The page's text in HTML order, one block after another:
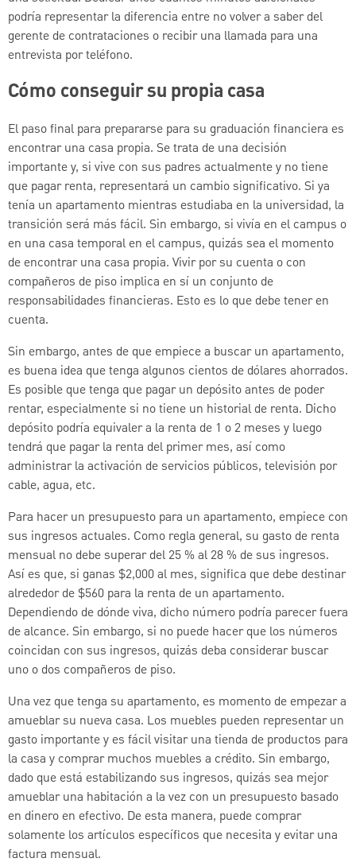
podría representar la diferencia entre no volver a saber del
gerente de contrataciones o recibir una llamada para una
entrevista por teléfono.
Cómo conseguir su propia casa
El paso final para prepararse para su graduación financiera es
encontrar una casa propia. Se trata de una decisión
importante y, si vive con sus padres actualmente y no tiene
que pagar renta, representará un cambio significativo. Si ya
tenía un apartamento mientras estudiaba en la universidad, la
transición será más fácil. Sin embargo, si vivía en el campus o
en una casa temporal en el campus, quizás sea el momento
de encontrar una casa propia. Vivir por su cuenta o con
compañeros de piso implica en sí un conjunto de
responsabilidades financieras. Esto es lo que debe tener en
cuenta.
Sin embargo, antes de que empiece a buscar un apartamento,
es buena idea que tenga algunos cientos de dólares ahorrados.
Es posible que tenga que pagar un depósito antes de poder
rentar, especialmente si no tiene un historial de renta. Dicho
depósito podría equivaler a la renta de 1 o 2 meses y luego
tendrá que pagar la renta del primer mes, así como
administrar la activación de servicios públicos, televisión por
cable, agua, etc.
Para hacer un presupuesto para un apartamento, empiece con
sus ingresos actuales. Como regla general, su gasto de renta
mensual no debe superar del 25 % al 28 % de sus ingresos.
Así es que, si ganas $2,000 al mes, significa que debe destinar
alrededor de $560 para la renta de un apartamento.
Dependiendo de dónde viva, dicho número podría parecer fuera
de alcance. Sin embargo, si no puede hacer que los números
coincidan con sus ingresos, quizás deba considerar buscar
uno o dos compañeros de piso.
Una vez que tenga su apartamento, es momento de empezar a
amueblar su nueva casa. Los muebles pueden representar un
gasto importante y es fácil visitar una tienda de productos para
la casa y comprar muchos muebles a crédito. Sin embargo,
dado que está estabilizando sus ingresos, quizás sea mejor
amueblar una habitación a la vez con un presupuesto basado
en dinero en efectivo. De esta manera, puede comprar
solamente los artículos específicos que necesita y evitar una
factura mensual.